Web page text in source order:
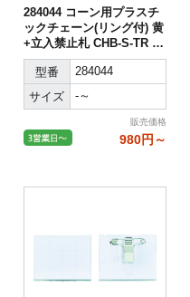
284044 コーン用プラスチ
ックチェーン(リング付) 黄
+立入禁止札 CHB-S-TR 長
さ2m
型番
284044
サイズ
-～
販売価格
980円～